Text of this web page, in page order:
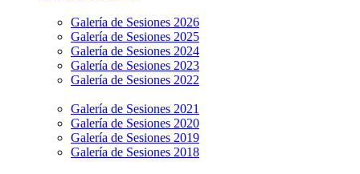
Galería de Sesiones 2026
Galería de Sesiones 2025
Galería de Sesiones 2024
Galería de Sesiones 2023
Galería de Sesiones 2022
Galería de Sesiones 2021
Galería de Sesiones 2020
Galería de Sesiones 2019
Galería de Sesiones 2018